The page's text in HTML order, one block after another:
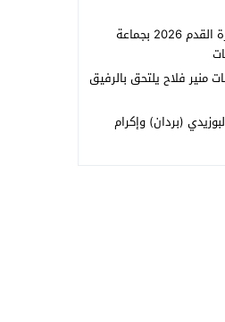
انطلاق فعاليات دوري المشاع لكرة القدم 2026 بجماعة
منير فلاح يلتحق بالرفيق
(بردان) وإكرام